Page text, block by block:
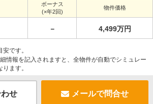
ボーナス
(×年2回)
物件価格
－ 4,499万円
です。
情報を記入されますと、全物件が自動でシミュレー
ます。
せ メールで問合せ